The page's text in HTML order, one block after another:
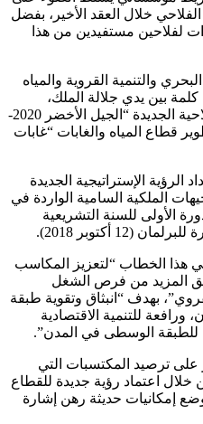
خلال العقد الأخير، بفضل
لفلاحين مستفيدين من هذا
والتنمية القروية والمياه
بين يدي جلالة الملك،
الخطوط الكبرى للاستراتيجية الفلاحية الجديدة “الجيل الأخضر 2020-
قطاع المياه والغابات “غابات
الرؤية الإستراتيجية الجديدة
الملكية السامية الواردة في
الأولى للسنة التشريعية
(12 أكتوبر 2018).
هذا الخطاب “لتعزيز المكاسب
المزيد من فرص الشغل
بهدف “انبثاق وتقوية طبقة
للتنمية الاقتصادية
للطبقة الوسطى في المدن”.
على ترصيد المكتسبات التي
اعتماد رؤية جديدة للقطاع
إمكانيات حديثة رهن إشارة